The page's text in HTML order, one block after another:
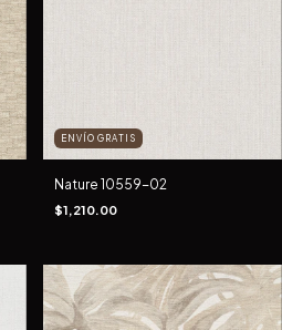
ENVÍO GRATIS
Nature 10559-02
$1,210.00